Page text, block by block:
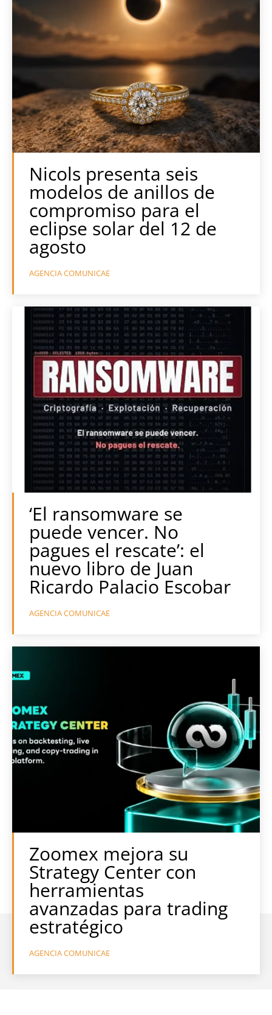
Nicols presenta seis
modelos de anillos de
compromiso para el
eclipse solar del 12 de
agosto
AGENCIA COMUNICAE
‘El ransomware se
puede vencer. No
pagues el rescate’: el
nuevo libro de Juan
Ricardo Palacio Escobar
AGENCIA COMUNICAE
Zoomex mejora su
Strategy Center con
herramientas
avanzadas para trading
estratégico
AGENCIA COMUNICAE